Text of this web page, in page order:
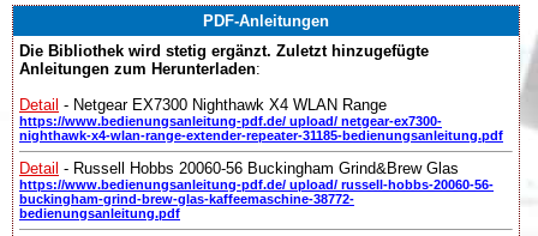
PDF-Anleitungen
Die Bibliothek wird stetig ergänzt. Zuletzt hinzugefügte
Anleitungen zum Herunterladen:
Detail - Netgear EX7300 Nighthawk X4 WLAN Range
https://www.bedienungsanleitung-pdf.de/ upload/ netgear-ex7300-
nighthawk-x4-wlan-range-extender-repeater-31185-bedienungsanleitung.pdf
Detail - Russell Hobbs 20060-56 Buckingham Grind&Brew Glas
https://www.bedienungsanleitung-pdf.de/ upload/ russell-hobbs-20060-56-
buckingham-grind-brew-glas-kaffeemaschine-38772-
bedienungsanleitung.pdf